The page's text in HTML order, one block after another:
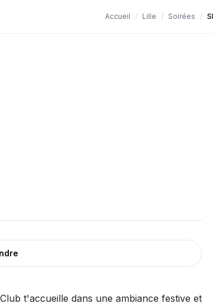
Accueil / Lille / Soirées /
t'accueille dans une ambiance festive et